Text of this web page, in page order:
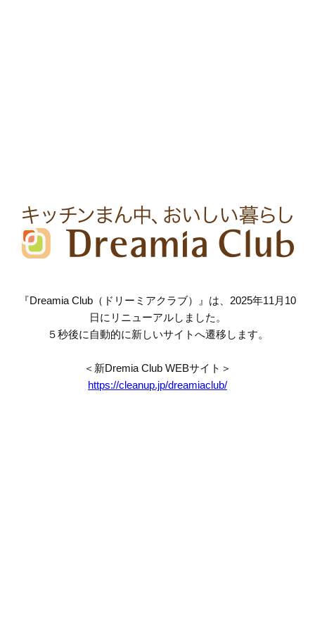
『Dreamia Club（ドリーミアクラブ）』は、2025年11月10
日にリニューアルしました。
５秒後に自動的に新しいサイトへ遷移します。
＜新Dremia Club WEBサイト＞
https://cleanup.jp/dreamiaclub/